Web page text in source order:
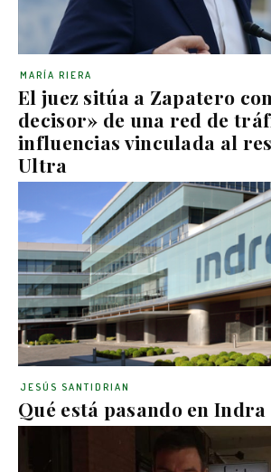
El juez sitúa a Zapatero
decisor» de una red de
influencias vinculada al
Ultra
MARÍA RIERA
Qué está pasando en Indra
JESÚS SANTIDRIAN